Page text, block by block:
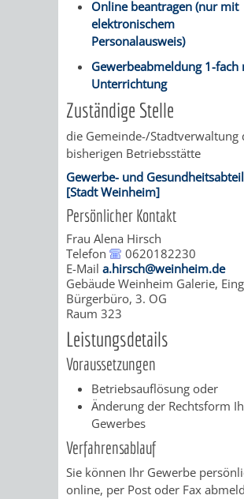
DENKMALS
ANTRAGSVERFAHREN
VERMIETE
DOCH
AN
DEINE
STADT
WIEDERVERMIETUNGSPRÄMIE
Online beantragen (nur mit
elektronischem
Personalausweis)
Gewerbeabmeldung 1-fach
Unterrichtung
Zuständige Stelle
die Gemeinde-/Stadtverwaltung
bisherigen Betriebsstätte
Gewerbe- und
[Stadt Weinheim]
Persönlicher Kontakt
Frau Alena Hirsch
Telefon
0620182230
E-Mail a.hirsch@weinheim.de
Gebäude Weinheim Galerie,
Bürgerbüro, 3. OG
Raum 323
Leistungsdetails
Voraussetzungen
Betriebsauflösung oder
Änderung der Rechtsform
Gewerbes
Verfahrensablauf
Sie können Ihr Gewerbe
online, per Post oder Fax